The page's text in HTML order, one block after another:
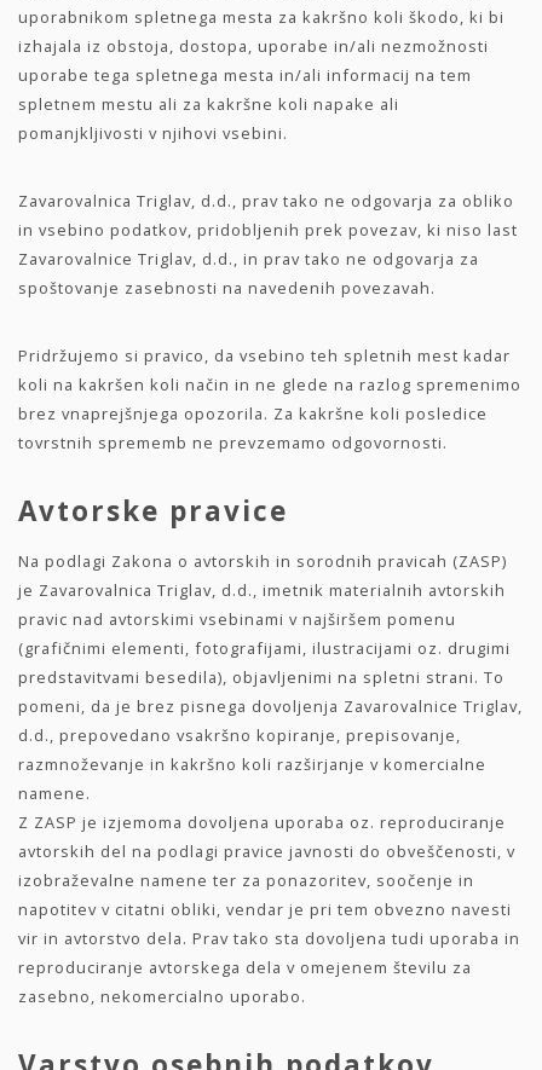
uporabnikom spletnega mesta za kakršno koli škodo, ki bi
izhajala iz obstoja, dostopa, uporabe in/ali nezmožnosti
uporabe tega spletnega mesta in/ali informacij na tem
spletnem mestu ali za kakršne koli napake ali
pomanjkljivosti v njihovi vsebini.
Zavarovalnica Triglav, d.d., prav tako ne odgovarja za obliko
in vsebino podatkov, pridobljenih prek povezav, ki niso last
Zavarovalnice Triglav, d.d., in prav tako ne odgovarja za
spoštovanje zasebnosti na navedenih povezavah.
Pridržujemo si pravico, da vsebino teh spletnih mest kadar
koli na kakršen koli način in ne glede na razlog spremenimo
brez vnaprejšnjega opozorila. Za kakršne koli posledice
tovrstnih sprememb ne prevzemamo odgovornosti.
Avtorske pravice
Na podlagi Zakona o avtorskih in sorodnih pravicah (ZASP)
je Zavarovalnica Triglav, d.d., imetnik materialnih avtorskih
pravic nad avtorskimi vsebinami v najširšem pomenu
(grafičnimi elementi, fotografijami, ilustracijami oz. drugimi
predstavitvami besedila), objavljenimi na spletni strani. To
pomeni, da je brez pisnega dovoljenja Zavarovalnice Triglav,
d.d., prepovedano vsakršno kopiranje, prepisovanje,
razmnoževanje in kakršno koli razširjanje v komercialne
namene.
Z ZASP je izjemoma dovoljena uporaba oz. reproduciranje
avtorskih del na podlagi pravice javnosti do obveščenosti, v
izobraževalne namene ter za ponazoritev, soočenje in
napotitev v citatni obliki, vendar je pri tem obvezno navesti
vir in avtorstvo dela. Prav tako sta dovoljena tudi uporaba in
reproduciranje avtorskega dela v omejenem številu za
zasebno, nekomercialno uporabo.